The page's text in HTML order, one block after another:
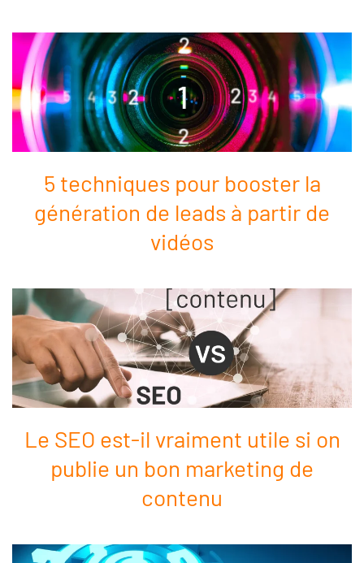
5 techniques pour booster la
génération de leads à partir de
vidéos
Le SEO est-il vraiment utile si on
publie un bon marketing de
contenu